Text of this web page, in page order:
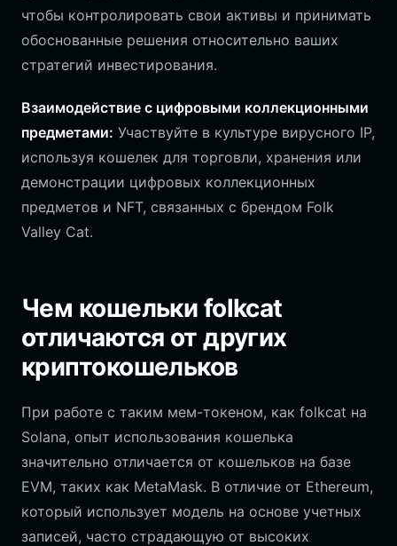
чтобы контролировать свои активы и принимать
обоснованные решения относительно ваших
стратегий инвестирования.
Взаимодействие с цифровыми коллекционными
предметами: Участвуйте в культуре вирусного IP,
используя кошелек для торговли, хранения или
демонстрации цифровых коллекционных
предметов и NFT, связанных с брендом Folk
Valley Cat.
Чем кошельки folkcat
отличаются от других
криптокошельков
При работе с таким мем-токеном, как folkcat на
Solana, опыт использования кошелька
значительно отличается от кошельков на базе
EVM, таких как MetaMask. В отличие от Ethereum,
который использует модель на основе учетных
записей, часто страдающую от высоких